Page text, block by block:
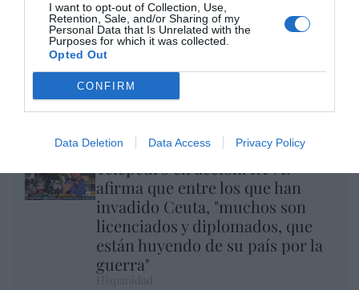
I want to opt-out of Collection, Use,
Retention, Sale, and/or Sharing of my
Personal Data that Is Unrelated with the
Purposes for which it was collected.
Opted Out
CONFIRM
Data Deletion Data Access Privacy Policy
El regalo de 'Mojamé'
Telepedro en acción: RTVE
afirma que entre los que han
invadido Ceuta, "muchos son
licenciados y diplomados, que
están huyendo de su país por la
guerra"